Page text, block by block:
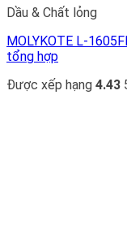
Dầu & Chất lỏng
MOLYKOTE L-
tổng hợp
Được xếp hạng 4.43